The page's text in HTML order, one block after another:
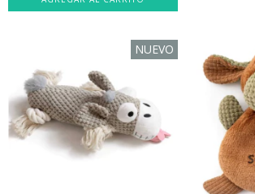
NUEVO